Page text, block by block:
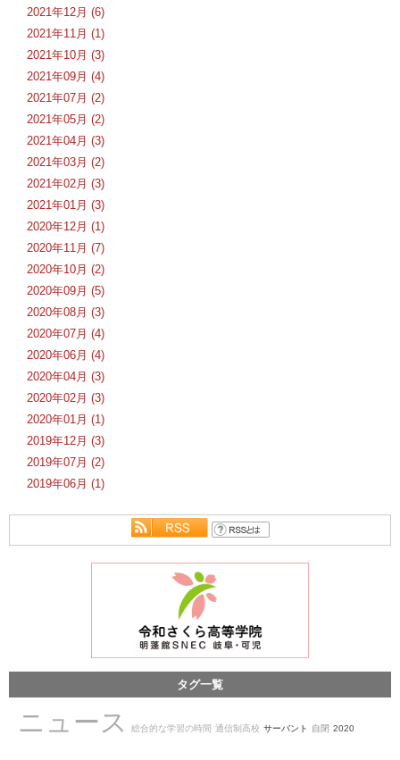
2021年12月 (6)
2021年11月 (1)
2021年10月 (3)
2021年09月 (4)
2021年07月 (2)
2021年05月 (2)
2021年04月 (3)
2021年03月 (2)
2021年02月 (3)
2021年01月 (3)
2020年12月 (1)
2020年11月 (7)
2020年10月 (2)
2020年09月 (5)
2020年08月 (3)
2020年07月 (4)
2020年06月 (4)
2020年04月 (3)
2020年02月 (3)
2020年01月 (1)
2019年12月 (3)
2019年07月 (2)
2019年06月 (1)
タグ一覧
ニュース 総合的な学習の時間 通信制高校 サーバント 自閉 2020